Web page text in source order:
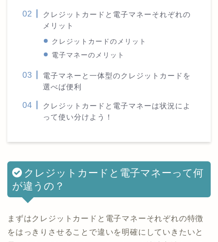
クレジットカードと電子マネーそれぞれの
メリット
クレジットカードのメリット
電子マネーのメリット
電子マネーと一体型のクレジットカードを
選べば便利
クレジットカードと電子マネーは状況によ
って使い分けよう！
クレジットカードと電子マネーって何
が違うの？
まずはクレジットカードと電子マネーそれぞれの特徴
をはっきりさせることで違いを明確にしていきたいと